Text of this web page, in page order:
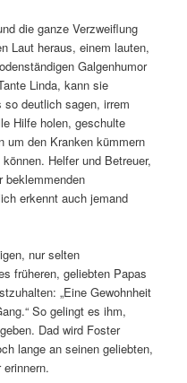
die ganze Verzweiflung
Laut heraus, einem lauten,
Galgenhumor
Linda, kann sie
deutlich sagen, irrem
Hilfe holen, geschulte
um den Kranken kümmern
Helfer und Betreuer,
beklemmenden
erkennt auch jemand
nur selten
früheren, geliebten Papas
„Eine Gewohnheit
So gelingt es ihm,
Dad wird Foster
lange an seinen geliebten,